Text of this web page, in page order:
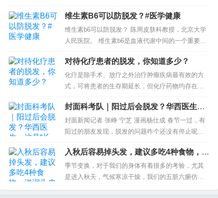
三四十岁，但在青春期性成熟后也可能发生。这是
一种遗传性疾病，因此在某些家庭中的发病率更
高，有...
维生素B6可以防脱发？#医学健康
维生素b6可以防脱发？ 陈周皮肤科教授，北京大学
人民医院。 维生素b6是血液代谢中间的一个重要成
分，缺乏维生素b6会导致掉发，所以很多人认为补
充维生素b6就可以防脱达到生发的...
对待化疗患者的脱发，你知道多少？
化疗是除手术、放疗之外治疗肿瘤疾病最有效的方
式，可将患者的生存期延长，但化疗药物均存在一
定的不良反应，极易引起胃肠道、感染、脱发等不
良反应。尤其是脱发会影响患者外表的美观，导致
情绪低落，逐渐...
封面科考队｜阳过后会脱发？华西医生：
这是“长新冠”症状
封面新闻记者 张峥 宁芝 漫画杨仕成 春节一过，有
阳过的朋友发现，脱发的问题咋个还没有停止呢？
来自华西医院皮肤科门诊就诊情况：在大家基本都
感染新冠且阳康后的2023年1月，...
入秋后容易掉头发，建议多吃4种食物，滋
润头皮不干痒，精神度秋
季节变换，对于我们的身体有着很多的考验，尤其
是进入秋天，气候寒凉干燥，我们的五脏六腑仿佛